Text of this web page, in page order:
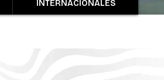
INTERNACIONALES